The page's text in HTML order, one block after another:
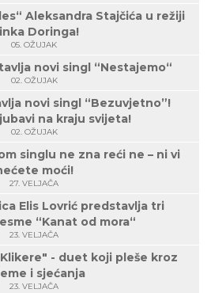
Aleksandra Stajčića u režiji
Doringa!
05. OŽUJAK
novi singl “Nestajemo“
02. OŽUJAK
novi singl “Bezuvjetno”!
na kraju svijeta!
02. OŽUJAK
singlu ne zna reći ne – ni vi
moći!
27. VELJAČA
Elis Lovrić predstavlja tri
“Kanat od mora“
23. VELJAČA
- duet koji pleše kroz
i sjećanja
23. VELJAČA